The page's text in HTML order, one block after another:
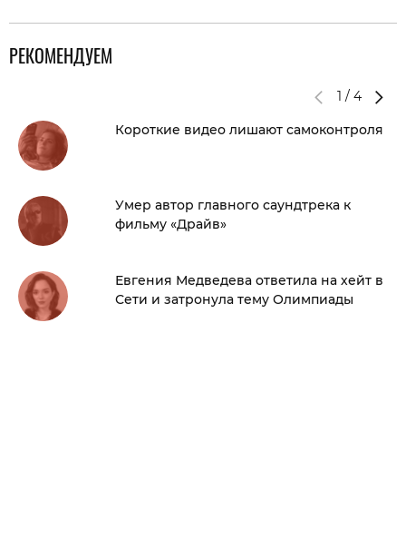
РЕКОМЕНДУЕМ
1 / 4
Короткие видео лишают самоконтроля
Умер автор главного саундтрека к
фильму «Драйв»
Евгения Медведева ответила на хейт в
Сети и затронула тему Олимпиады